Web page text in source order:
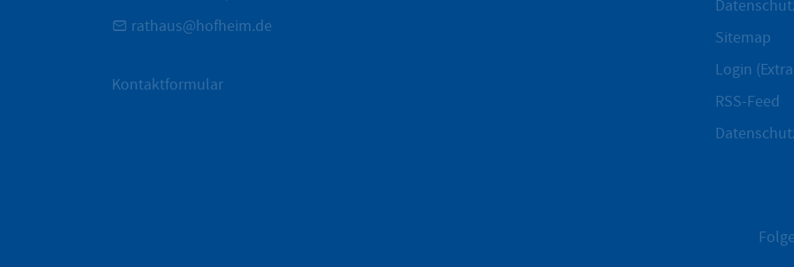
rathaus@hofheim.de
Kontaktformular
Sitemap
Login
RSS-Feed